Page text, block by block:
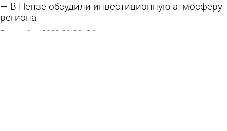
В Пензе обсудили инвестиционную атмосферу
региона
7 сентября 2022 20:29 Общество